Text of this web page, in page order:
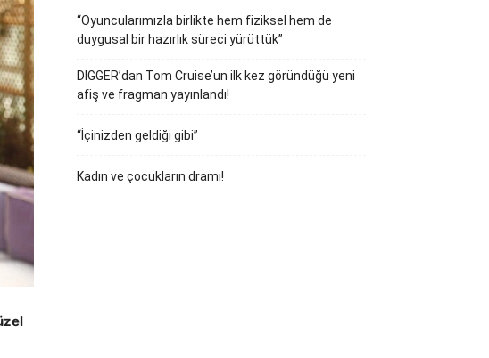
“Oyuncularımızla birlikte hem fiziksel hem de
duygusal bir hazırlık süreci yürüttük”
DIGGER’dan Tom Cruise’un ilk kez göründüğü yeni
afiş ve fragman yayınlandı!
“İçinizden geldiği gibi”
Kadın ve çocukların dramı!